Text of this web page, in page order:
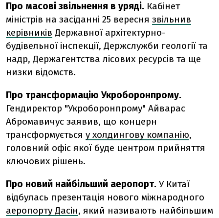
Про масові звільнення в уряді. Кабінет
міністрів на засіданні 25 вересня звільнив
керівників Державної архітектурно-
будівельної інспекції, Держслужби геології та
надр, Держагентства лісових ресурсів та ще
низки відомств.
Про трансформацію Укроборонпрому.
Гендиректор "Укроборонпрому" Айварас
Абромавичус заявив, що концерн
трансформується у холдингову компанію,
головний офіс якої буде центром прийняття
ключових рішень.
Про новий найбільший аеропорт. У Китаї
відбулась презентація нового міжнародного
аеропорту Дасін, який називають найбільшим